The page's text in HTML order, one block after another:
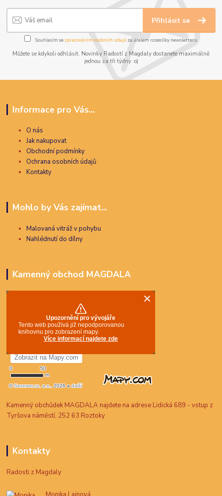
Přihlásit se
Souhlasím se zpracováním osobních údajůza účelem rozesílky newsletteru.
Můžete se kdykoli odhlásit. Novinky Radostí z Magdaly dostanete maximálně
jednou za tři týdny :o)
Informace pro Vás...
O nás
Jak nakupovat
Obchodní podmínky
Ochrana osobních údajů
Kontakty
Mohlo by Vás zajímat...
Malovaná vitráž v pohybu
Nahlédnutí do dílny
Kamenný obchod MAGDALA
Kamenný obchůdek MAGDALA najdete na adrese Lidická 689 - vstup z
Tyršova náměstí, 252 63 Roztoky
Kontakty
Radosti z Magdaly